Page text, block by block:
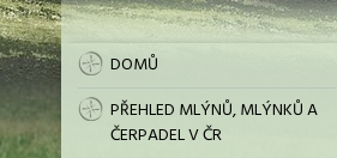
DOMŮ
PŘEHLED MLÝNŮ, MLÝNKŮ A
ČERPADEL V ČR